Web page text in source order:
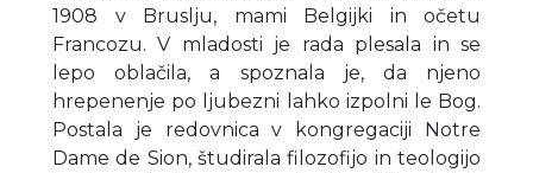
1908 v Bruslju, mami Belgijki in očetu
Francozu. V mladosti je rada plesala in se
lepo oblačila, a spoznala je, da njeno
hrepenenje po ljubezni lahko izpolni le Bog.
Postala je redovnica v kongregaciji Notre
Dame de Sion, študirala filozofijo in teologijo